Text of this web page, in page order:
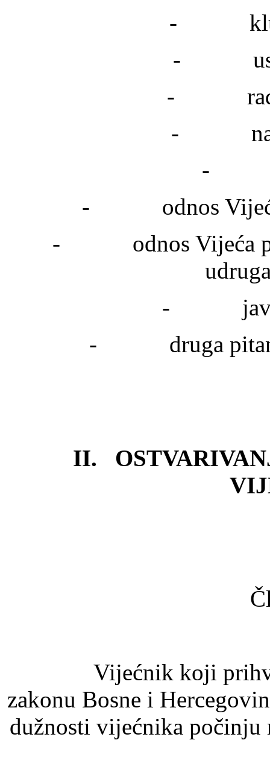
-
-
- radna
- način
-
- odnos Vijeća i
- odnos Vijeća
-
- druga pitanja
II.
Vijećnik koji prihvati
zakonu Bosne i
dužnosti vijećnika